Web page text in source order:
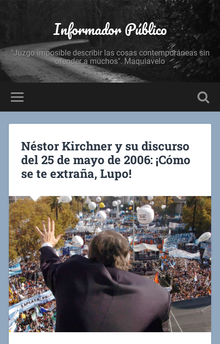
Informador Público
"Juzgo imposible describir las cosas contemporáneas sin
ofender a muchos". Maquiavelo
Néstor Kirchner y su discurso
del 25 de mayo de 2006: ¡Cómo
se te extraña, Lupo!